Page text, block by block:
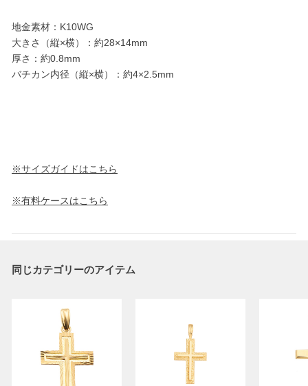
地金素材：K10WG
大きさ（縦×横）：約28×14mm
厚さ：約0.8mm
バチカン内径（縦×横）：約4×2.5mm
※サイズガイドはこちら
※有料ケースはこちら
同じカテゴリーのアイテム